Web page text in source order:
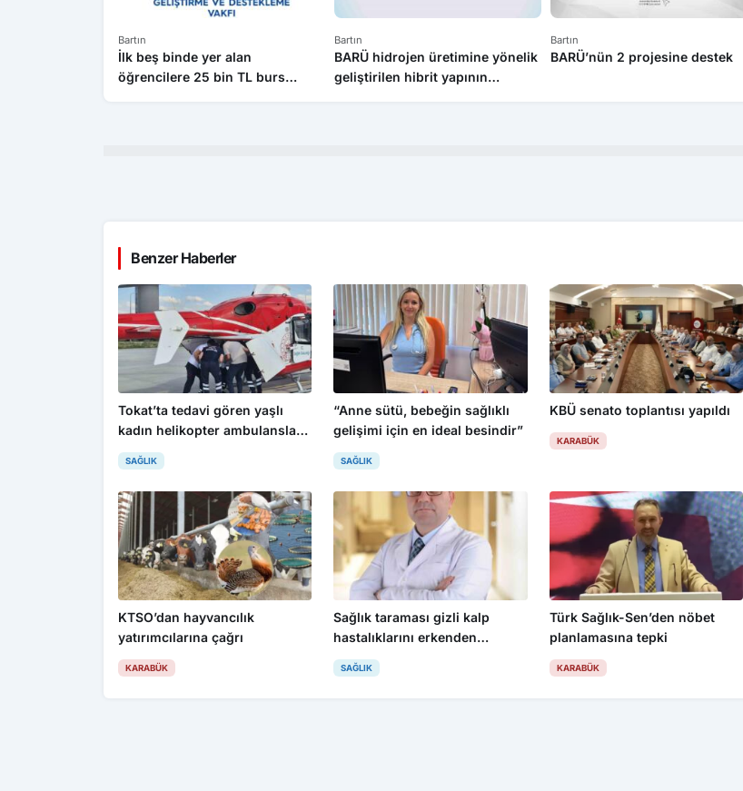
Bartın
İlk beş binde yer alan
öğrencilere 25 bin TL burs
Bartın
BARÜ hidrojen üretimine yönelik
geliştirilen hibrit yapının
Bartın
BARÜ’nün 2 projesine destek
Benzer Haberler
Tokat’ta tedavi gören yaşlı
kadın helikopter ambulansla
Konya’ya sevk edildi
SAĞLIK
“Anne sütü, bebeğin sağlıklı
gelişimi için en ideal besindir”
SAĞLIK
KBÜ senato toplantısı yapıldı
KARABÜK
KTSO’dan hayvancılık
yatırımcılarına çağrı
KARABÜK
Sağlık taraması gizli kalp
hastalıklarını erkenden
yakalıyor
SAĞLIK
Türk Sağlık-Sen’den nöbet
planlamasına tepki
KARABÜK